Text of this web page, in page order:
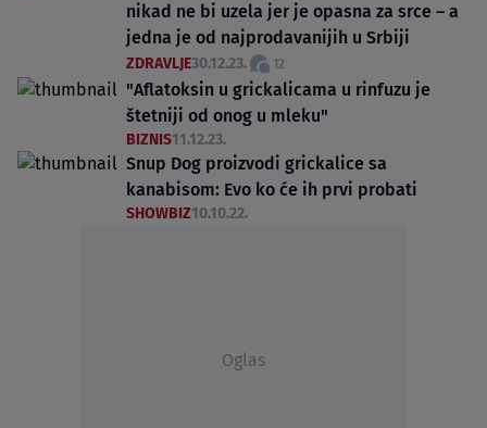
nikad ne bi uzela jer je opasna za srce – a
jedna je od najprodavanijih u Srbiji
ZDRAVLJE30.12.23. 12
"Aflatoksin u grickalicama u rinfuzu je
štetniji od onog u mleku"
BIZNIS11.12.23.
Snup Dog proizvodi grickalice sa
kanabisom: Evo ko će ih prvi probati
SHOWBIZ10.10.22.
Oglas